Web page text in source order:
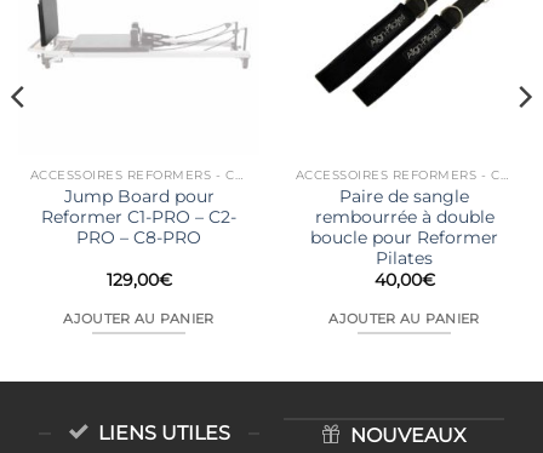
ACCESSOIRES REFORMERS - CHAIRS...
Jump Board pour
Reformer C1-PRO – C2-
PRO – C8-PRO
129,00€
AJOUTER AU PANIER
ACCESSOIRES REFORMERS - CHAIRS...
Paire de sangle
rembourrée à double
boucle pour Reformer
Pilates
40,00€
AJOUTER AU PANIER
LIENS UTILES
NOUVEAUX